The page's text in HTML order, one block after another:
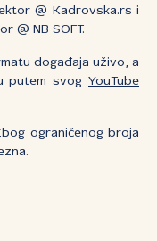
@ Kadrovska.rs i
@ NB SOFT.
događaja uživo, a
putem svog YouTube
ograničenog broja